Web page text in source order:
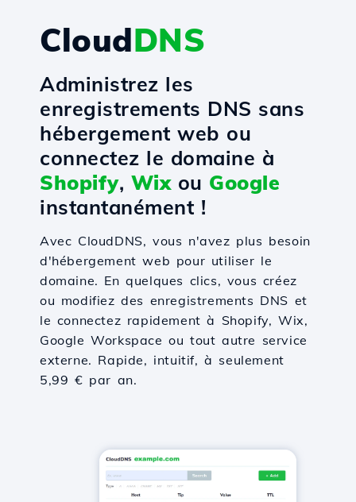
CloudDNS
Administrez les
enregistrements DNS sans
hébergement web ou
connectez le domaine à
Shopify, Wixou Google
instantanément !
Avec CloudDNS, vous n'avez plus besoin
d'hébergement web pour utiliser le
domaine. En quelques clics, vous créez
ou modifiez des enregistrements DNS et
le connectez rapidement à Shopify, Wix,
Google Workspace ou tout autre service
externe. Rapide, intuitif, à seulement
5,99 € par an.